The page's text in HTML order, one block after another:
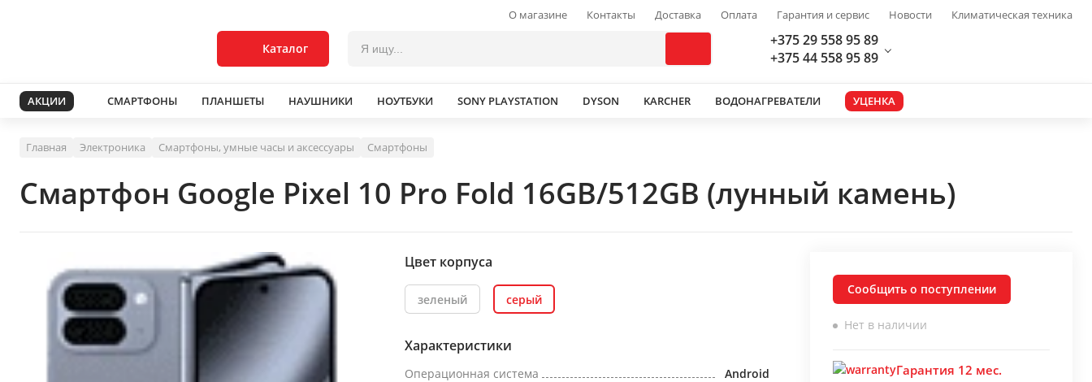
О магазине Контакты Доставка Оплата Гарантия и сервис Новости Климатическая техника
Каталог
+375 29 558 95 89
+375 44 558 95 89
АКЦИИ СМАРТФОНЫ ПЛАНШЕТЫ НАУШНИКИ НОУТБУКИ SONY PLAYSTATION DYSON KARCHER ВОДОНАГРЕВАТЕЛИ УЦЕНКА
Главная Электроника Смартфоны, умные часы и аксессуары Смартфоны
Смартфон Google Pixel 10 Pro Fold 16GB/512GB (лунный камень)
Цвет корпуса
зеленый серый
Характеристики
Операционная система
Android
Сообщить о поступлении
Нет в наличии
Гарантия 12 мес.